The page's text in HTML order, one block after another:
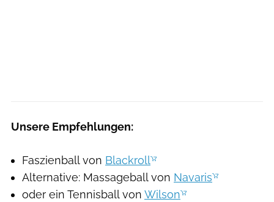
Unsere Empfehlungen:
Faszienball von Blackroll
Alternative: Massageball von Navaris
oder ein Tennisball von Wilson